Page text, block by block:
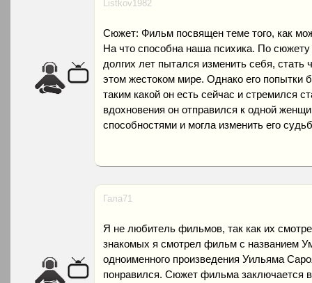
Listkov1982
Сюжет: Фильм посвящен теме того, как
На что способна наша психика. По
долгих лет пытался изменить себя,
этом жестоком мире. Однако его
таким какой он есть сейчас и стремился
вдохновения он отправился к одной
способностями и могла изменить его
Гала71
Я не любитель фильмов, так как их
знакомых я смотрел фильм с названием
одноименного произведения Уильяма
понравился. Сюжет фильма заключается в